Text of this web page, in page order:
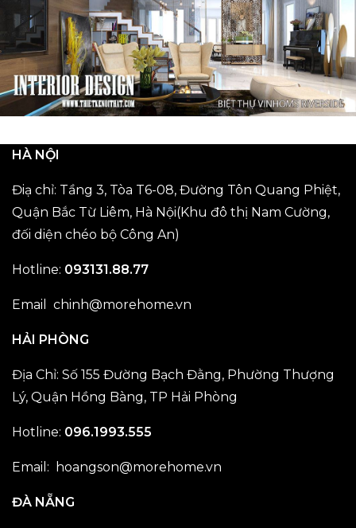
HÀ NỘI
Điạ chỉ: Tầng 3, Tòa T6-08, Đường Tôn Quang Phiệt,
Quận Bắc Từ Liêm, Hà Nội(Khu đô thị Nam Cường,
đối diện chéo bộ Công An)
Hotline: 093131.88.77
Email chinh@morehome.vn
HẢI PHÒNG
Địa Chỉ: Số 155 Đường Bạch Đằng, Phường Thượng
Lý, Quận Hồng Bàng, TP Hải Phòng
Hotline: 096.1993.555
Email: hoangson@morehome.vn
ĐÀ NẴNG